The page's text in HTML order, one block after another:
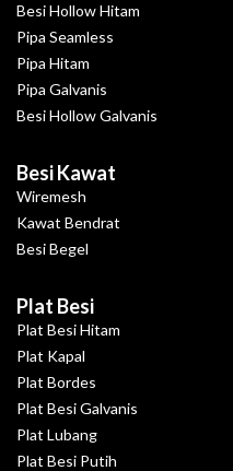
Besi Hollow Hitam
Pipa Seamless
Pipa Hitam
Pipa Galvanis
Besi Hollow Galvanis
Besi Kawat
Wiremesh
Kawat Bendrat
Besi Begel
Plat Besi
Plat Besi Hitam
Plat Kapal
Plat Bordes
Plat Besi Galvanis
Plat Lubang
Plat Besi Putih